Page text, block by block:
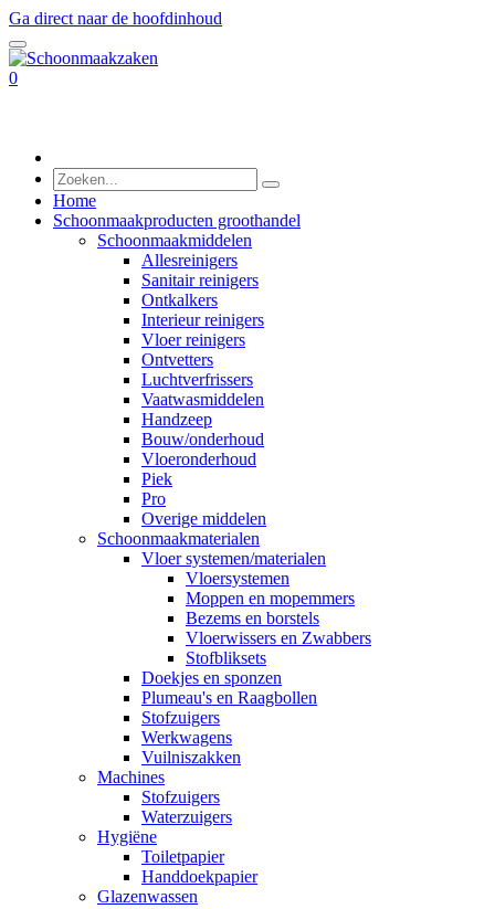
Ga direct naar de hoofdinhoud
0
Home
Schoonmaakproducten groothandel
Schoonmaakmiddelen
Allesreinigers
Sanitair reinigers
Ontkalkers
Interieur reinigers
Vloer reinigers
Ontvetters
Luchtverfrissers
Vaatwasmiddelen
Handzeep
Bouw/onderhoud
Vloeronderhoud
Piek
Pro
Overige middelen
Schoonmaakmaterialen
Vloer systemen/materialen
Vloersystemen
Moppen en mopemmers
Bezems en borstels
Vloerwissers en Zwabbers
Stofbliksets
Doekjes en sponzen
Plumeau's en Raagbollen
Stofzuigers
Werkwagens
Vuilniszakken
Machines
Stofzuigers
Waterzuigers
Hygiëne
Toiletpapier
Handdoekpapier
Glazenwassen